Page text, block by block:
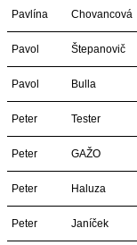
Pavlína Chovancová
Pavol Štepanovič
Pavol Bulla
Peter Tester
Peter GAŽO
Peter Haluza
Peter Janíček